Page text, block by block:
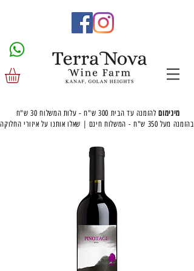
מינימום להזמנה עד הבית 300 ש"ח - עלות המשלוח 30 ש"ח
בהזמנה מעל 350 ש"ח - המשלוח חינם | שאלו אותנו על איזורי החלוקה